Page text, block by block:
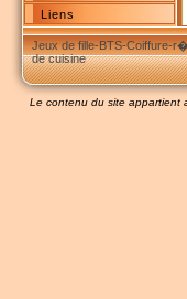
Liens
Jeux de fille-BTS-Coiffure-
de cuisine
Le contenu du site appartient